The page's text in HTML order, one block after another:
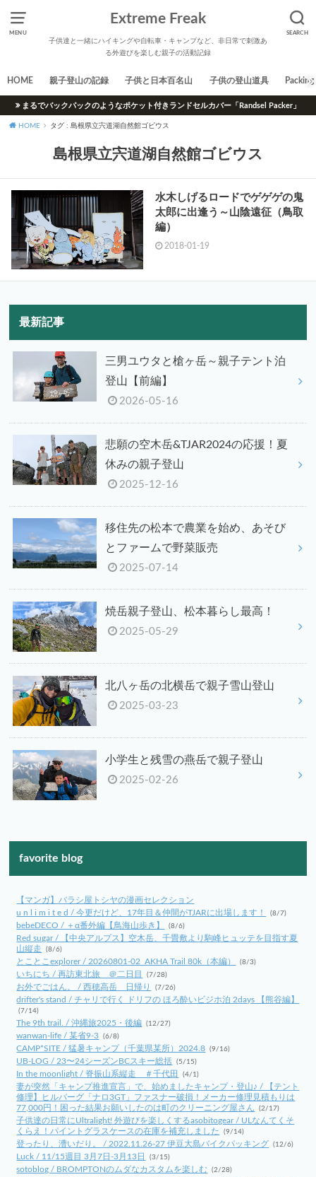
MENU SEARCH
Extreme Freak
子供達と一緒にハイキングや自転車・キャンプなど、非日常で刺激あ
る外遊びを楽しむ親子の活動記録
HOME 親子登山の記録 子供と日本百名山 子供の登山道具 Packing
まるでバックパックのようなポケット付きランドセルカバー「Randsel Packer」
HOME タグ : 島根県立宍道湖自然館ゴビウス
島根県立宍道湖自然館ゴビウス
水木しげるロードでゲゲゲの鬼
太郎に出逢う～山陰遠征（鳥取
編）
2018-01-19
最新記事
三男ユウタと槍ヶ岳～親子テント泊
登山【前編】
2026-05-16
悲願の空木岳&TJAR2024の応援！夏
休みの親子登山
2025-12-16
移住先の松本で農業を始め、あそび
とファームで野菜販売
2025-07-14
焼岳親子登山、松本暮らし最高！
2025-05-29
北八ヶ岳の北横岳で親子雪山登山
2025-03-23
小学生と残雪の燕岳で親子登山
2025-02-26
favorite blog
【マンガ】バラシ屋トシヤの漫画セレクション
u n l i m i t e d / 今更だけど、17年目＆仲間がTJARに出場します！
(8/7)
bebeDECO / ＋α番外編【鳥海山歩き】 (8/6)
Red sugar / 【中央アルプス】空木岳、千畳敷より駒峰ヒュッテを目指す夏
山縦走
(8/6)
とことこexplorer / 20260801-02_AKHA Trail 80k（本編） (8/3)
いちにち / 再訪東北旅 ＠二日目 (7/28)
お外でごはん。 / 西穂高岳 日帰り (7/26)
drifter's stand / チャリで行く ドリフの ほろ酔いビジホ泊 2days 【熊谷編】
(7/14)
The 9th trail. / 沖縄旅2025・後編 (12/27)
wanwan-life / 某省9-3 (6/8)
CAMP*SITE / 猛暑キャンプ（千葉県某所）2024.8 (9/16)
UB-LOG / 23〜24シーズンBCスキー総括 (5/15)
In the moonlight / 脊振山系縦走 ＃千代田 (4/1)
妻が突然「キャンプ推進宣言」で、始めましたキャンプ・登山♪ / 【テント
修理】ヒルバーグ「ナロ3GT」ファスナー破損！メーカー修理見積もりは
77,000円！困った結果お願いしたのは町のクリーニング屋さん
(2/17)
子供達の日常にUltralight! 外遊びを楽しくするasobitogear / ULなんてくそ
くらえ！パイントグラスケースの在庫を補充しました
(9/14)
登ったり、漕いだり。 / 2022.11.26-27 伊豆大島バイクパッキング (12/6)
Luck / 11/15週目 3月7日-3月13日 (3/15)
sotoblog / BROMPTONのムダなカスタムを楽しむ (2/28)